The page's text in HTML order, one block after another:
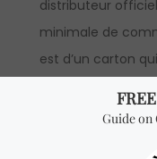
distributeur
minimale de
est d’un carton
Vous